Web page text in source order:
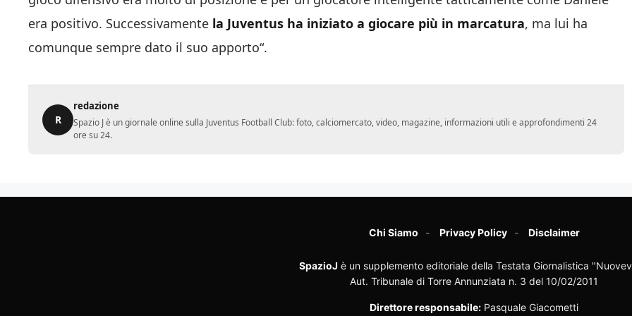
era positivo. Successivamente la Juventus ha iniziato a giocare più in marcatura, ma lui ha
comunque sempre dato il suo apporto“.
R
redazione
Spazio J è un giornale online sulla Juventus Football Club: foto, calciomercato, video, magazine, informazioni utili e approfondimenti 24
ore su 24.
Chi Siamo Privacy Policy Disclaimer
SpazioJ è un supplemento editoriale della Testata Giornalistica
Aut. Tribunale di Torre Annunziata n. 3 del 10/02/2011
Direttore responsabile: Pasquale Giacometti